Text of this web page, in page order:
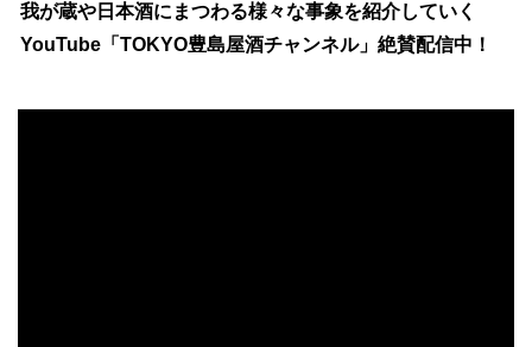
我が蔵や日本酒にまつわる様々な事象を紹介していく
YouTube「TOKYO豊島屋酒チャンネル」絶賛配信中！